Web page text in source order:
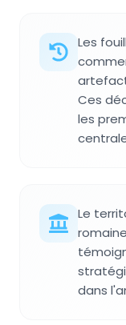
Les
Ces
les
Le
dans